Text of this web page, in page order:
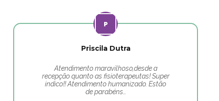
Priscila Dutra
Atendimento maravilhoso,desde a
recepção quanto as fisioterapeutas! Super
indico!! Atendimento humanizado. Estão
de parabéns…